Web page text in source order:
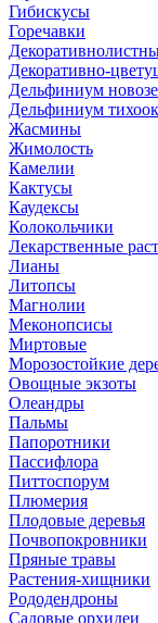
Гибискусы
Горечавки
Декоративно-
Дельфиниум
Дельфиниум
Жасмины
Жимолость
Камелии
Кактусы
Каудексы
Колокольчики
Лекарственные
Лианы
Литопсы
Магнолии
Меконопсисы
Миртовые
Морозостойкие
Овощные экзоты
Олеандры
Пальмы
Папоротники
Пассифлора
Питтоспорум
Плюмерия
Плодовые деревья
Почвопокровники
Пряные травы
Растения-хищники
Рододендроны
Садовые орхидеи